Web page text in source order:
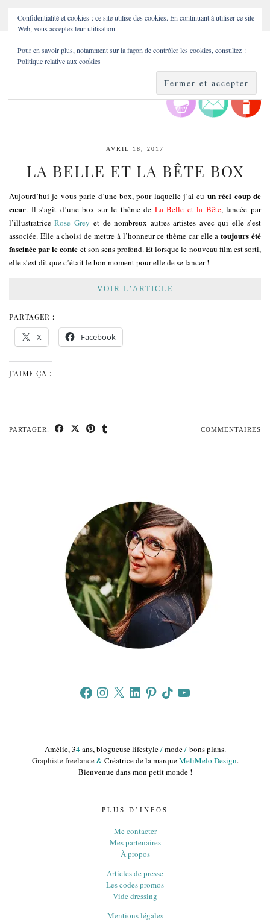
AVRIL 18, 2017
LA BELLE ET LA BÊTE BOX
Aujourd’hui je vous parle d’une box, pour laquelle j’ai eu un réel coup de
cœur. Il s’agit d’une box sur le thème de La Belle et la Bête, lancée par
l’illustratriceRose Grey et de nombreux autres artistes avec qui elle s’est
associée. Elle a choisi de mettre à l’honneur ce thème car elle atoujours été
fascinée par le conte et son sens profond. Et lorsque le nouveau film est sorti,
elle s’est dit que c’était le bon moment pour elle de se lancer !
VOIR L’ARTICLE
PARTAGER :
X Facebook
J’AIME ÇA :
PARTAGER: COMMENTAIRES
FacebookInstagram
X LinkedInPinterestTikTokYouTube
Amélie, 34ans, blogueuse lifestyle/mode/bons plans.
Graphiste freelance&Créatrice de la marqueMeliMelo Design.
Bienvenue dans mon petit monde !
PLUS D’INFOS
Me contacter
Mes partenaires
À propos
Articles de presse
Les codes promos
Vide dressing
Mentions légales
Confidentialité et cookies : ce site utilise des cookies. En continuant à utiliser ce site
Web, vous acceptez leur utilisation.
Pour en savoir plus, notamment sur la façon de contrôler les cookies, consultez :
Politique relative aux cookies